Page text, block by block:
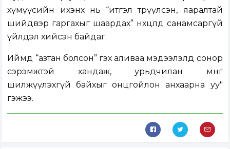
хүмүүсийн ихэнх нь “итгэл төрүүлсэн, яаралтай
шийдвэр гаргахыг шаардах” нөхцөлд санамсаргүй
үйлдэл хийсэн байдаг.
Иймд “азтан болсон” гэх аливаа мэдээлэлд сонор
сэрэмжтэй хандаж, урьдчилан мөнгө
шилжүүлэхгүй байхыг онцгойлон анхаарна уу"
гэжээ.